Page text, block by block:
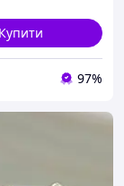
Купити
97%